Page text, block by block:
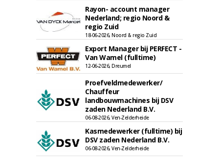
Rayon- account manager
Nederland; regio Noord &
regio Zuid
18-06-2026, Noord & regio Zuid
Export Manager bij PERFECT -
Van Wamel (fulltime)
12-06-2026, Dreumel
Proefveldmedewerker/
Chauffeur
landbouwmachines bij DSV
zaden Nederland B.V.
06-08-2026, Ven-Zelderheide
Kasmedewerker (fulltime) bij
DSV zaden Nederland B.V.
06-08-2026, Ven-Zelderheide